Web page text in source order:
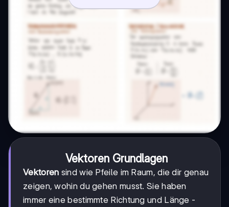
Vektoren Grundlagen
Vektoren sind wie Pfeile im Raum, die dir genau
zeigen, wohin du gehen musst. Sie haben
immer eine bestimmte Richtung und Länge -